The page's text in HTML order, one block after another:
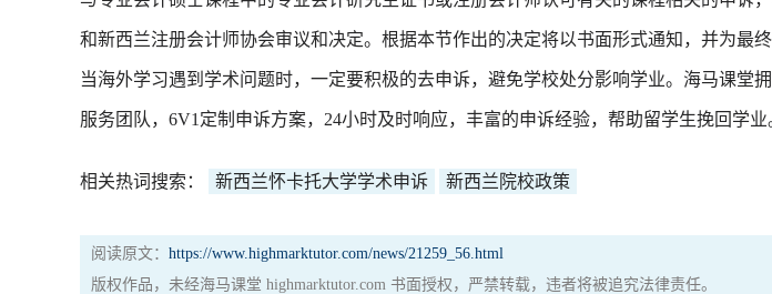
和新西兰注册会计师协会审议和决定。根据本节作出的决定将以书面形式通知，并为最终
当海外学习遇到学术问题时，一定要积极的去申诉，避免学校处分影响学业。海马课堂
服务团队，6V1定制申诉方案，24小时及时响应，丰富的申诉经验，帮助留学生挽回学业
相关热词搜索： 新西兰怀卡托大学学术申诉 新西兰院校政策
阅读原文： https://www.highmarktutor.com/news/21259_56.html
版权作品，未经海马课堂 highmarktutor.com 书面授权，严禁转载，违者将被追究法律责任。